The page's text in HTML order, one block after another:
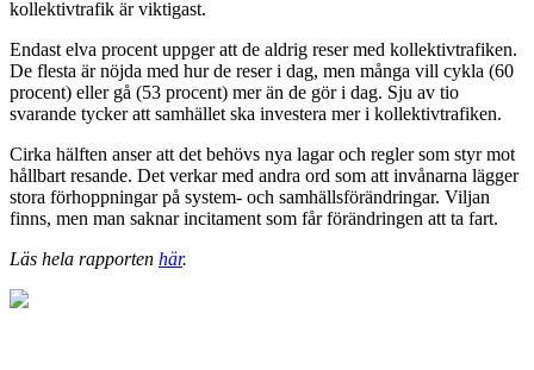
kollektivtrafik är viktigast.
Endast elva procent uppger att de aldrig reser med kollektivtrafiken.
De flesta är nöjda med hur de reser i dag, men många vill cykla (60
procent) eller gå (53 procent) mer än de gör i dag. Sju av tio
svarande tycker att samhället ska investera mer i kollektivtrafiken.
Cirka hälften anser att det behövs nya lagar och regler som styr mot
hållbart resande. Det verkar med andra ord som att invånarna lägger
stora förhoppningar på system- och samhällsförändringar. Viljan
finns, men man saknar incitament som får förändringen att ta fart.
Läs hela rapporten här.